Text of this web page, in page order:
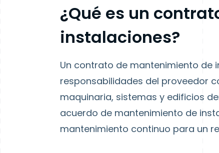
¿Qué es un
instalaciones?
Un contrato de mantenimiento de
responsabilidades del proveedor
maquinaria, sistemas y edificios
acuerdo de mantenimiento de
mantenimiento continuo para un